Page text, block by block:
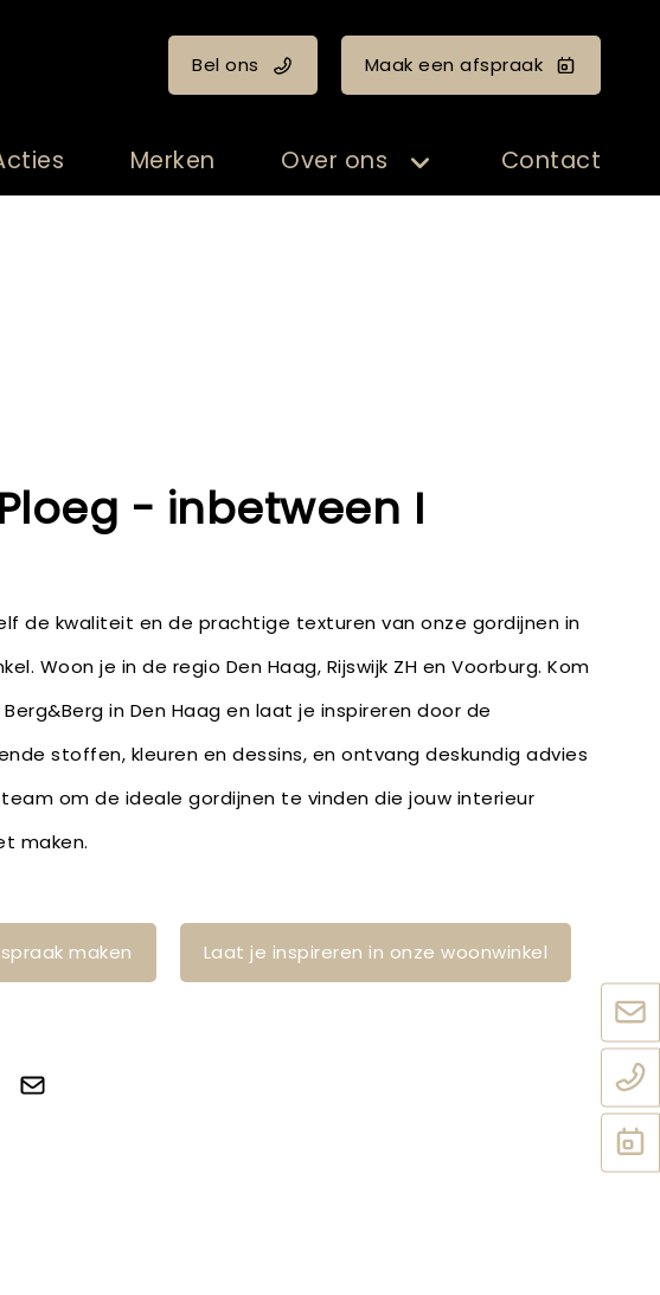
Bel ons Maak een afspraak
Merken Over ons Contact
- inbetween I
de kwaliteit en de prachtige texturen van onze gordijnen in
Woon je in de regio Den Haag, Rijswijk ZH en Voorburg. Kom
in Den Haag en laat je inspireren door de
stoffen, kleuren en dessins, en ontvang deskundig advies
om de ideale gordijnen te vinden die jouw interieur
maken.
maken Laat je inspireren in onze woonwinkel